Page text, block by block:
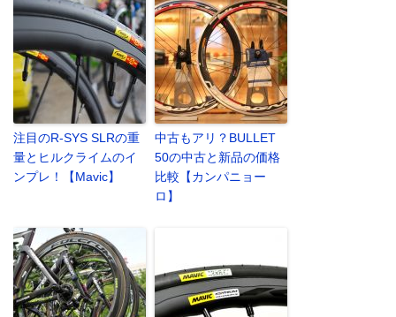
注目のR-SYS SLRの重
量とヒルクライムのイ
ンプレ！【Mavic】
中古もアリ？BULLET
50の中古と新品の価格
比較【カンパニョー
ロ】